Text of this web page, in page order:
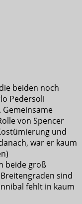
beiden noch
Pedersoli
von Spencer
und
war er kaum
beide groß
sind
fehlt in kaum